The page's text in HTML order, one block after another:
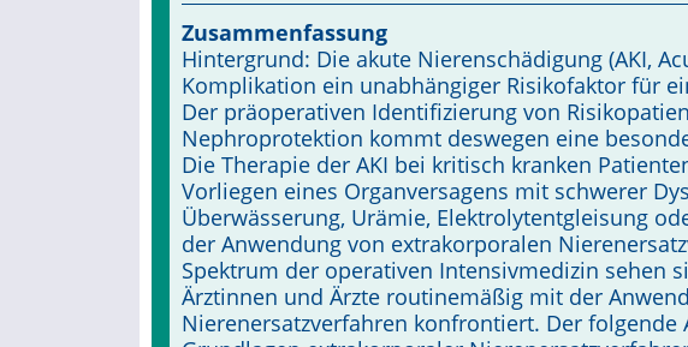
Zusammenfassung
Hintergrund: Die akute Nierenschädigung (AKI,
Komplikation ein unabhängiger Risikofaktor für
Der präoperativen Identifizierung von
Nephroprotektion kommt deswegen eine
Die Therapie der AKI bei kritisch kranken
Vorliegen eines Organversagens mit schwerer
Überwäs­se­rung, Urämie, Elektrolytentgleisung
der Anwendung von extrakorporalen
Spektrum der operativen Intensivmedizin sehen
Ärztinnen und Ärzte routinemäßig mit der
Nierenersatzverfahren kon­frontiert. Der